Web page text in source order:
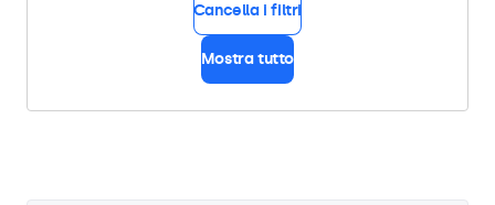
Cancella i filtri
Mostra tutto